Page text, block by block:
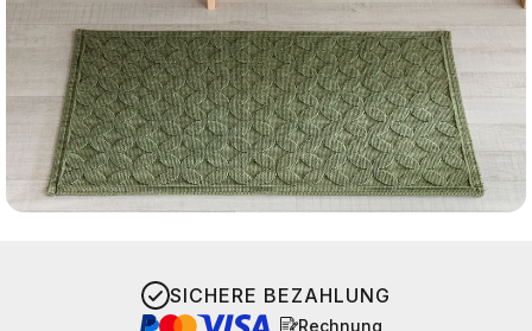
SICHERE BEZAHLUNG
Rechnung